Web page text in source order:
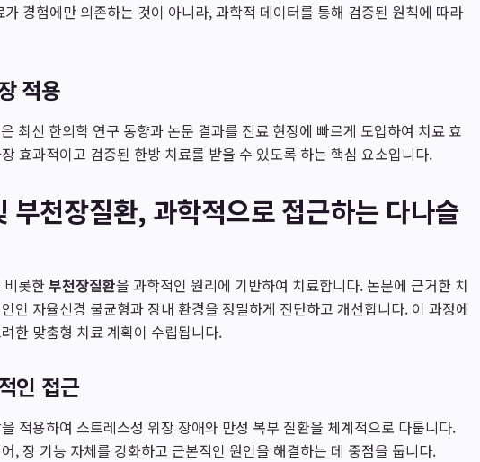
경험에만 의존하는 것이 아니라, 과학적 데이터를 통해 검증된 원칙에 따라
적용
은 최신 한의학 연구 동향과 논문 결과를 진료 현장에 빠르게 도입하여 치료 효
효과적이고 검증된 한방 치료를 받을 수 있도록 하는 핵심 요소입니다.
부천장질환, 과학적으로 접근하는 다나슬
비롯한부천장질환을 과학적인 원리에 기반하여 치료합니다. 논문에 근거한 치
인 자율신경 불균형과 장내 환경을 정밀하게 진단하고 개선합니다. 이 과정에
한 맞춤형 치료 계획이 수립됩니다.
인 접근
적용하여 스트레스성 위장 장애와 만성 복부 질환을 체계적으로 다룹니다.
, 장 기능 자체를 강화하고 근본적인 원인을 해결하는 데 중점을 둡니다.